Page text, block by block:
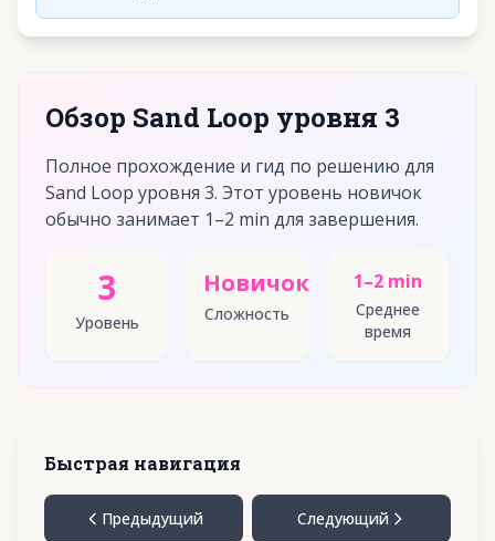
Обзор Sand Loop уровня 3
Полное прохождение и гид по решению для
Sand Loop уровня 3. Этот уровень новичок
обычно занимает 1–2 min для завершения.
3
Уровень
Новичок
Сложность
1–2 min
Среднее
время
Быстрая навигация
Предыдущий Следующий